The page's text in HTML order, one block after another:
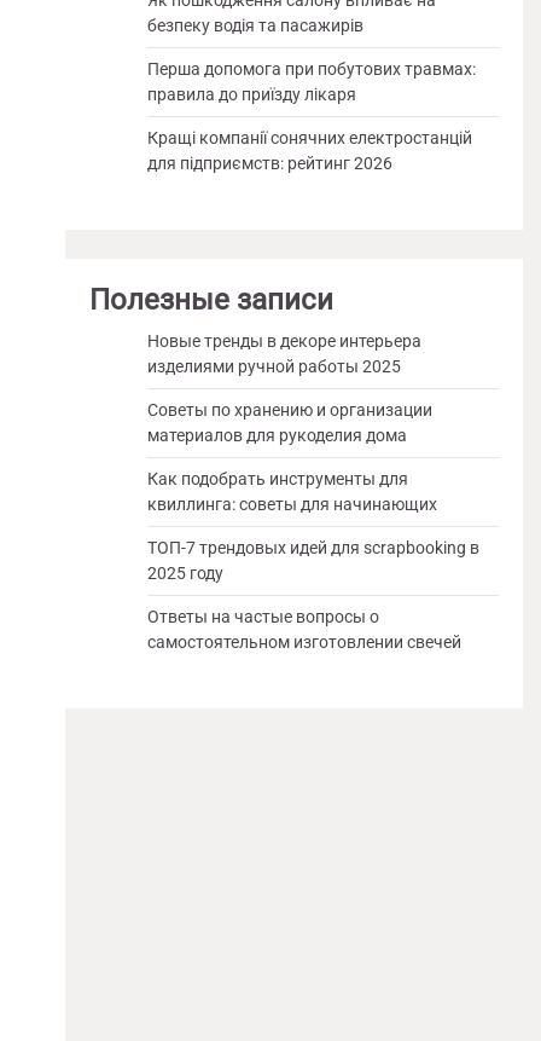
безпеку водія та пасажирів
Перша допомога при побутових травмах:
правила до приїзду лікаря
Кращі компанії сонячних електростанцій
для підприємств: рейтинг 2026
Полезные записи
Новые тренды в декоре интерьера
изделиями ручной работы 2025
Советы по хранению и организации
материалов для рукоделия дома
Как подобрать инструменты для
квиллинга: советы для начинающих
ТОП-7 трендовых идей для scrapbooking в
2025 году
Ответы на частые вопросы о
самостоятельном изготовлении свечей